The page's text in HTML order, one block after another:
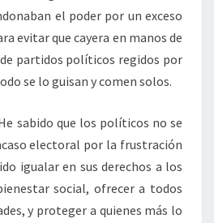
el poder por un exceso
evitar que cayera en manos de
partidos políticos regidos por
se lo guisan y comen solos.
sabido que los políticos no se
electoral por la frustración
igualar en sus derechos a los
social, ofrecer a todos
y proteger a quienes más lo